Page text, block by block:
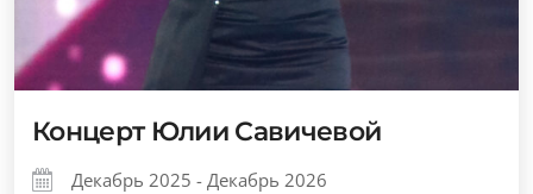
Концерт Юлии Савичевой
Декабрь 2025 - Декабрь 2026